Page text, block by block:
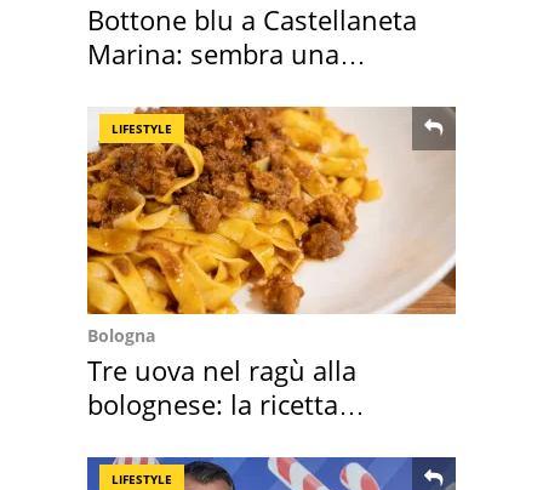
Bottone blu a Castellaneta
Marina: sembra una
LIFESTYLE
Bologna
Tre uova nel ragù alla
bolognese: la ricetta
LIFESTYLE